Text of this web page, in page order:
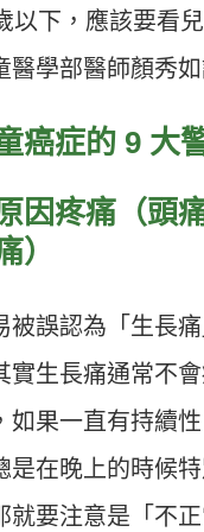
以下，應該要看
醫學部醫師顏秀如
癌症的 9 大
因疼痛（頭
）
被誤認為「生長
實生長痛通常不
如果一直有持續
是在晚上的時候
就要注意是「不正